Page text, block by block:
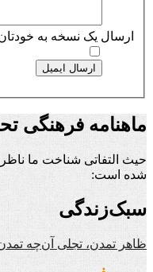
ارسال یک نسخه به
ارسال ایمیل
ماهنامه فرهنگی
حیث التفاتی شناخت ما
شده است:
سبک‌زندگی
ظاهر تمدن، تجلی آن‌چه